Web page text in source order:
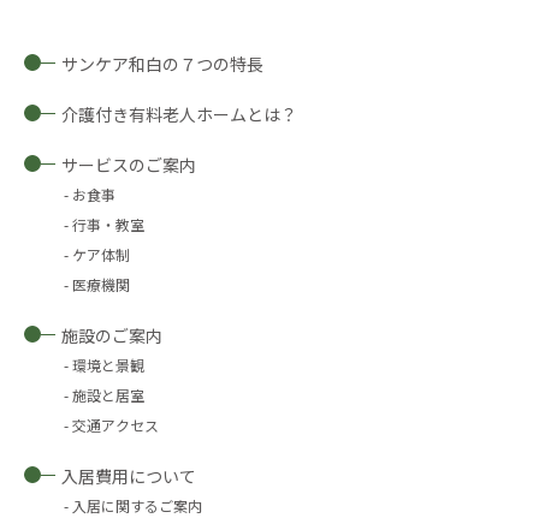
サンケア和白の７つの特長
介護付き有料老人ホームとは？
サービスのご案内
お食事
行事・教室
ケア体制
医療機関
施設のご案内
環境と景観
施設と居室
交通アクセス
入居費用について
入居に関するご案内